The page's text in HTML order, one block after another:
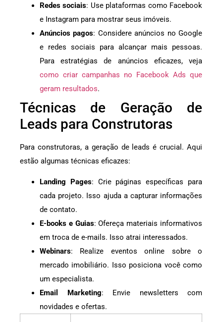
Redes sociais: Use plataformas como Facebook
e Instagram para mostrar seus imóveis.
Anúncios pagos: Considere anúncios no Google
e redes sociais para alcançar mais pessoas.
Para estratégias de anúncios eficazes, veja
como criar campanhas no Facebook Ads que
geram resultados.
Técnicas de Geração de
Leads para Construtoras
Para construtoras, a geração de leads é crucial. Aqui
estão algumas técnicas eficazes:
Landing Pages: Crie páginas específicas para
cada projeto. Isso ajuda a capturar informações
de contato.
E-books e Guias: Ofereça materiais informativos
em troca de e-mails. Isso atrai interessados.
Webinars: Realize eventos online sobre o
mercado imobiliário. Isso posiciona você como
um especialista.
Email Marketing: Envie newsletters com
novidades e ofertas.